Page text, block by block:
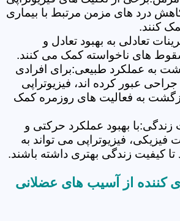
درد های مزمن مرتبط با بیماری
کنند.
تعادلی به بهبود تعادل و
های ناخواسته کمک می کنند.
به عملکرد طبیعی:برای افرادی
عبور کرده اند، فیزیوتراپی
به فعالیت های روزمره کمک
زندگی:با بهبود عملکرد حرکتی و
فیزیوتراپی می تواند به
تا کیفیت زندگی بهتری داشته باشند.
کننده از آسیب های عضلانی